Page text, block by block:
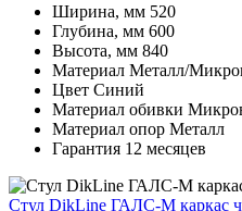
Ширина, мм 520
Глубина, мм 600
Высота, мм 840
Материал Металл/
Цвет Синий
Материал обивки
Материал опор Металл
Гарантия 12 месяцев
Стул DikLine ГАЛС-М каркас